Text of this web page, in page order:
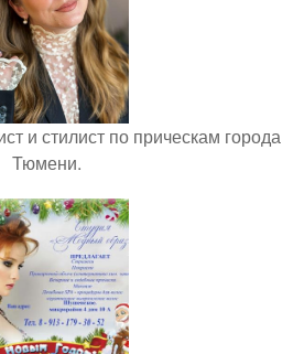
и стилист по прическам города
Тюмени.